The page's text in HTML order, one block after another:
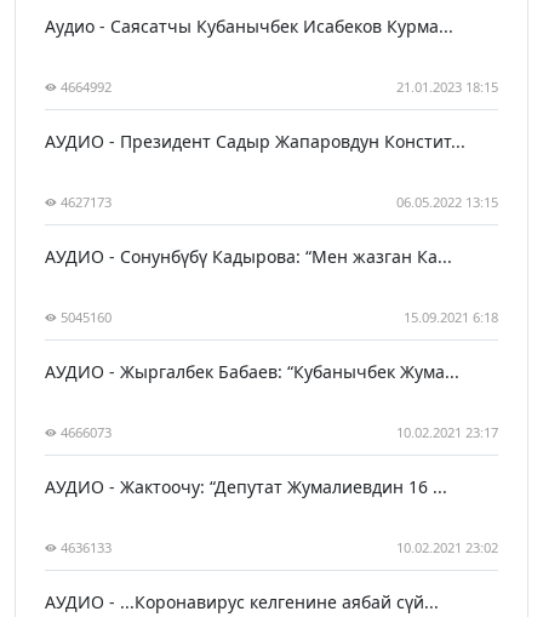
Аудио - Саясатчы Кубанычбек Исабеков Курма...
4664992 21.01.2023 18:15
АУДИО - Президент Садыр Жапаровдун Констит...
4627173 06.05.2022 13:15
АУДИО - Сонунбүбү Кадырова: “Мен жазган Ка...
5045160 15.09.2021 6:18
АУДИО - Жыргалбек Бабаев: “Кубанычбек Жума...
4666073 10.02.2021 23:17
АУДИО - Жактоочу: “Депутат Жумалиевдин 16 ...
4636133 10.02.2021 23:02
АУДИО - ...Коронавирус келгенине аябай сүй...